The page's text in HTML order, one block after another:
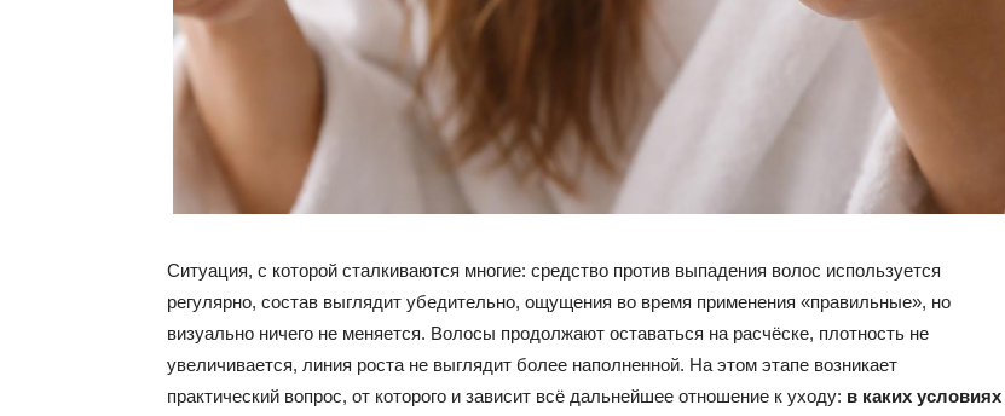
Ситуация, с которой сталкиваются многие: средство против выпадения волос используется
регулярно, состав выглядит убедительно, ощущения во время применения «правильные», но
визуально ничего не меняется. Волосы продолжают оставаться на расчёске, плотность не
увеличивается, линия роста не выглядит более наполненной. На этом этапе возникает
практический вопрос, от которого и зависит всё дальнейшее отношение к уходу: в каких условиях